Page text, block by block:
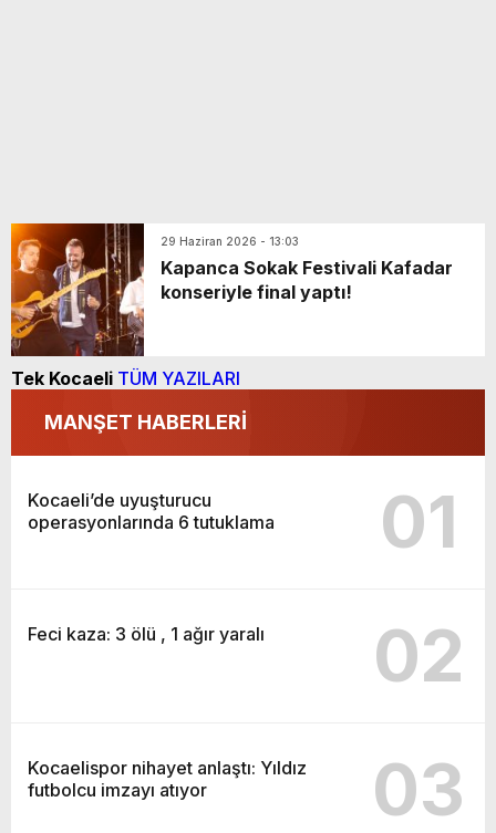
29 Haziran 2026 - 13:03
Kapanca Sokak Festivali Kafadar
konseriyle final yaptı!
Tek Kocaeli TÜM YAZILARI
MANŞET HABERLERİ
Kocaeli’de uyuşturucu
operasyonlarında 6 tutuklama
01
Feci kaza: 3 ölü , 1 ağır yaralı 02
Kocaelispor nihayet anlaştı: Yıldız
futbolcu imzayı atıyor
03